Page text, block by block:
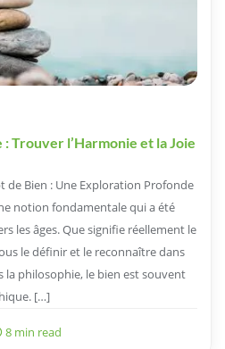
Trouver l’Harmonie et la Joie
de Bien : Une Exploration Profonde
notion fondamentale qui a été
les âges. Que signifie réellement le
le définir et le reconnaître dans
la philosophie, le bien est souvent
[…]
8 min read